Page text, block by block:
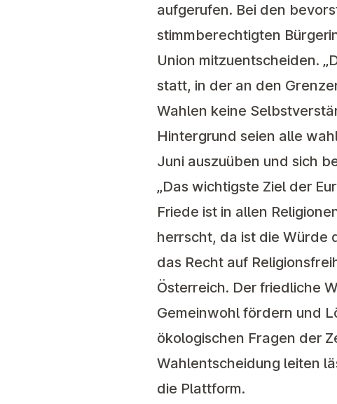
aufgerufen. Bei den
stimmberechtigten
Union mitzuentscheiden.
statt, in der an den
Wahlen keine
Hintergrund seien alle
Juni auszuüben und sich
„Das wichtigste Ziel der
Friede ist in allen
herrscht, da ist die Würde
das Recht auf
Österreich. Der friedliche
Gemeinwohl fördern und
ökologischen Fragen der
Wahlentscheidung leiten
die Plattform.